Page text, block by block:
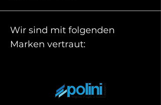
Wir sind mit folgenden
Marken vertraut: